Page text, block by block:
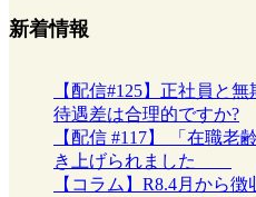
新着情報
【配信#125】正社員と
待遇差は合理的ですか?
【配信 #117】 「在職老
き上げられました
【コラム】R8.4月から